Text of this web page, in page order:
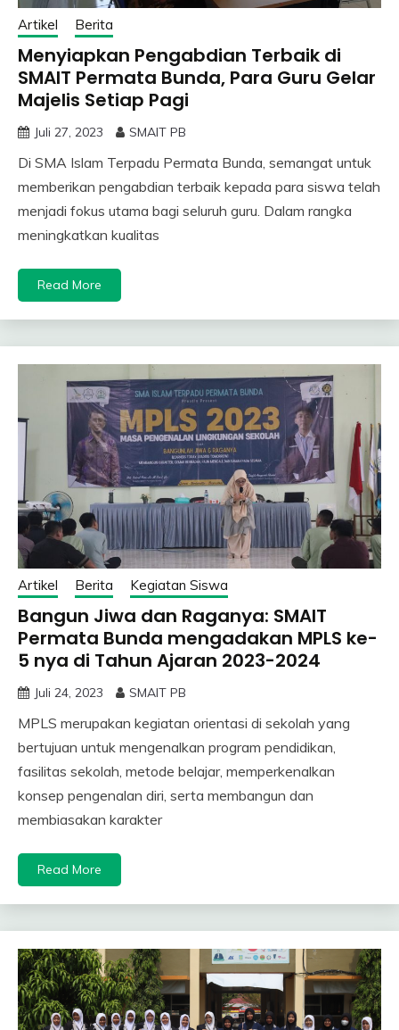
Artikel Berita
Menyiapkan Pengabdian Terbaik di
SMAIT Permata Bunda, Para Guru Gelar
Majelis Setiap Pagi
Juli 27, 2023 SMAIT PB
Di SMA Islam Terpadu Permata Bunda, semangat untuk
memberikan pengabdian terbaik kepada para siswa telah
menjadi fokus utama bagi seluruh guru. Dalam rangka
meningkatkan kualitas
Read More
Artikel Berita Kegiatan Siswa
Bangun Jiwa dan Raganya: SMAIT
Permata Bunda mengadakan MPLS ke-
5 nya di Tahun Ajaran 2023-2024
Juli 24, 2023 SMAIT PB
MPLS merupakan kegiatan orientasi di sekolah yang
bertujuan untuk mengenalkan program pendidikan,
fasilitas sekolah, metode belajar, memperkenalkan
konsep pengenalan diri, serta membangun dan
membiasakan karakter
Read More